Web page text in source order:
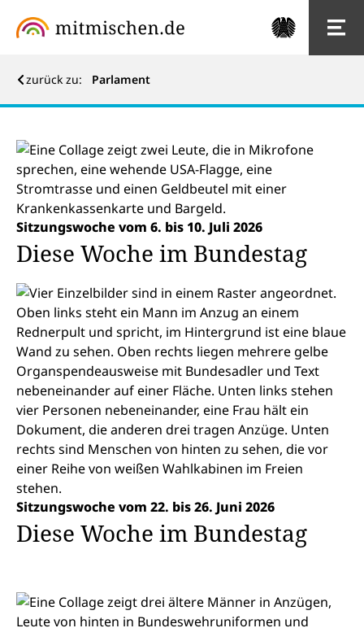
zurück zu: Parlament
Diese Woche im Parlament
Sitzungswoche vom 6. bis 10. Juli 2026
Diese Woche im Bundestag
Sitzungswoche vom 22. bis 26. Juni 2026
Diese Woche im Bundestag